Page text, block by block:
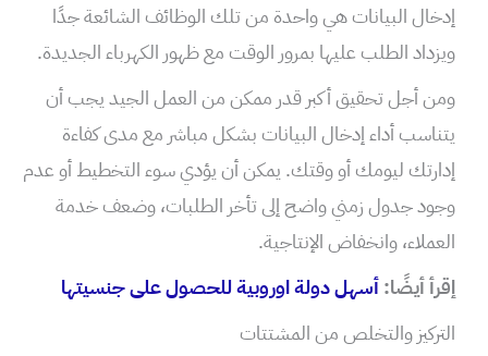
إدخال البيانات هي واحدة من تلك الوظائف الشائعة جدًا
ويزداد الطلب عليها بمرور الوقت مع ظهور الكهرباء الجديدة.
ومن أجل تحقيق أكبر قدر ممكن من العمل الجيد يجب أن
يتناسب أداء إدخال البيانات بشكل مباشر مع مدى كفاءة
إدارتك ليومك أو وقتك. يمكن أن يؤدي سوء التخطيط أو عدم
وجود جدول زمني واضح إلى تأخر الطلبات، وضعف خدمة
العملاء، وانخفاض الإنتاجية.
إقرأ أيضًا:أسهل دولة اوروبية للحصول على جنسيتها
التركيز والتخلص من المشتتات